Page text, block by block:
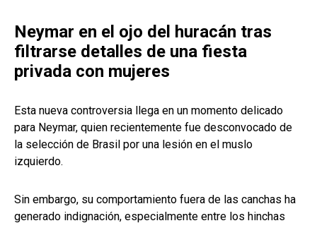
Neymar en el ojo del huracán tras
filtrarse detalles de una fiesta
privada con mujeres
Esta nueva controversia llega en un momento delicado
para Neymar, quien recientemente fue desconvocado de
la selección de Brasil por una lesión en el muslo
izquierdo.
Sin embargo, su comportamiento fuera de las canchas ha
generado indignación, especialmente entre los hinchas